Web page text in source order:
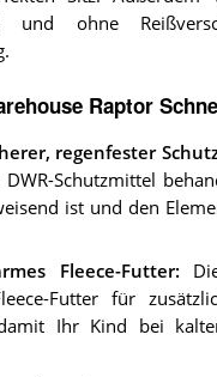
und ohne
Raptor
regenfester
Schutzmittel
ist und den
Fleece-Futter:
Futter für
Ihr Kind bei